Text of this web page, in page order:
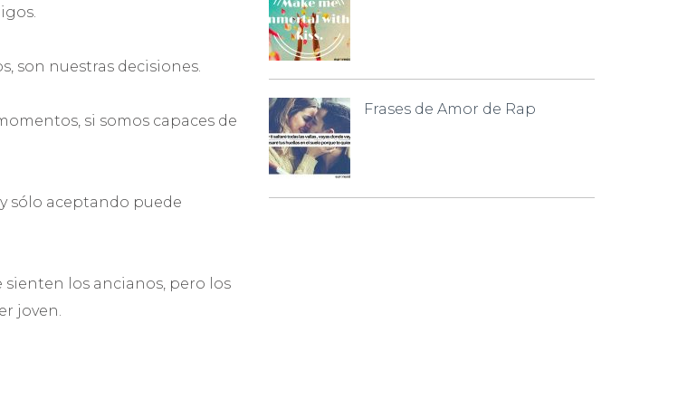
son nuestras decisiones.
si somos capaces de
sólo aceptando puede
los ancianos, pero los
joven.
Frases de Amor de Rap